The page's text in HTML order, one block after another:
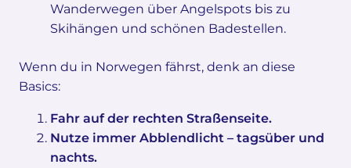
Wanderwegen über Angelspots bis zu
Skihängen und schönen Badestellen.
Wenn du in Norwegen fährst, denk an diese
Basics:
Fahr auf der rechten Straßenseite.
Nutze immer Abblendlicht – tagsüber und
nachts.